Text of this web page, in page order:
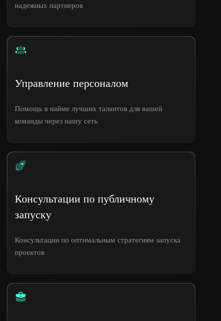
надежных партнеров
Управление персоналом
Помощь в найме лучших талантов для вашей
команды через нашу сеть
Консультации по публичному
запуску
Консультации по оптимальным стратегиям запуска
проектов